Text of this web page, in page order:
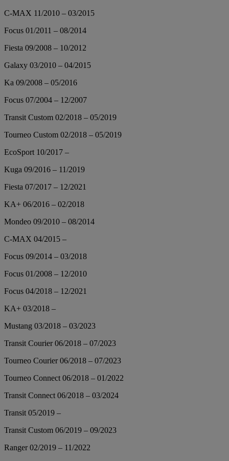
C-MAX 11/2010 – 03/2015
Focus 01/2011 – 08/2014
Fiesta 09/2008 – 10/2012
Galaxy 03/2010 – 04/2015
Ka 09/2008 – 05/2016
Focus 07/2004 – 12/2007
Transit Custom 02/2018 – 05/2019
Tourneo Custom 02/2018 – 05/2019
EcoSport 10/2017 –
Kuga 09/2016 – 11/2019
Fiesta 07/2017 – 12/2021
KA+ 06/2016 – 02/2018
Mondeo 09/2010 – 08/2014
C-MAX 04/2015 –
Focus 09/2014 – 03/2018
Focus 01/2008 – 12/2010
Focus 04/2018 – 12/2021
KA+ 03/2018 –
Mustang 03/2018 – 03/2023
Transit Courier 06/2018 – 07/2023
Tourneo Courier 06/2018 – 07/2023
Tourneo Connect 06/2018 – 01/2022
Transit Connect 06/2018 – 03/2024
Transit 05/2019 –
Transit Custom 06/2019 – 09/2023
Ranger 02/2019 – 11/2022